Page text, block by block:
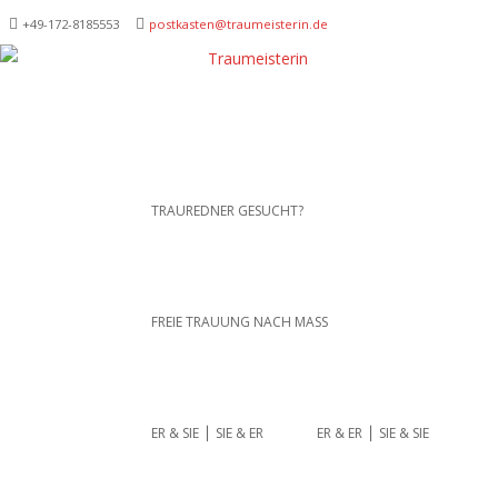
+49-172-­8185553 postkasten@traumeisterin.de
Traurednerein München,
Leidenschaft
SKIP TO CONTENT
TRAUREDNER GESUCHT?
FREIE TRAUUNG NACH MASS
ER & SIE ⎪ SIE & ER ER & ER ⎪ SIE & SIE